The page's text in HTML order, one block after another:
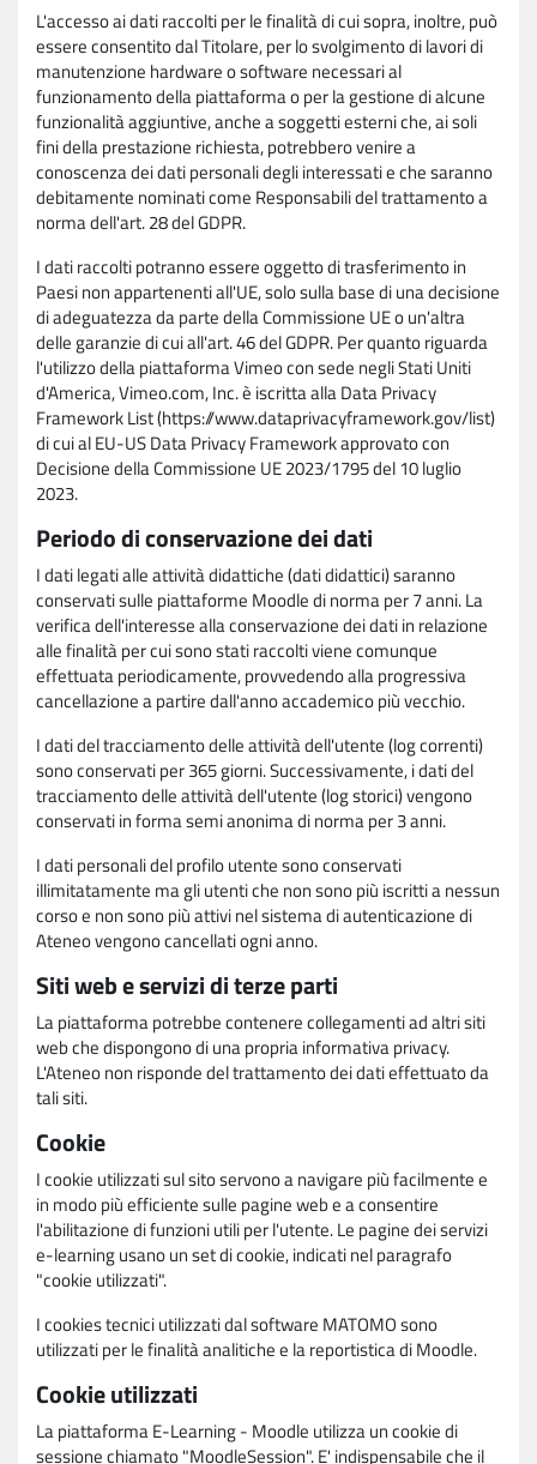
L'accesso ai dati raccolti per le finalità di cui sopra, inoltre, può
essere consentito dal Titolare, per lo svolgimento di lavori di
manutenzione hardware o software necessari al
funzionamento della piattaforma o per la gestione di alcune
funzionalità aggiuntive, anche a soggetti esterni che, ai soli
fini della prestazione richiesta, potrebbero venire a
conoscenza dei dati personali degli interessati e che saranno
debitamente nominati come Responsabili del trattamento a
norma dell'art. 28 del GDPR.
I dati raccolti potranno essere oggetto di trasferimento in
Paesi non appartenenti all'UE, solo sulla base di una decisione
di adeguatezza da parte della Commissione UE o un'altra
delle garanzie di cui all'art. 46 del GDPR. Per quanto riguarda
l'utilizzo della piattaforma Vimeo con sede negli Stati Uniti
d'America, Vimeo.com, Inc. è iscritta alla Data Privacy
Framework List (https://www.dataprivacyframework.gov/list)
di cui al EU-US Data Privacy Framework approvato con
Decisione della Commissione UE 2023/1795 del 10 luglio
2023.
Periodo di conservazione dei dati
I dati legati alle attività didattiche (dati didattici) saranno
conservati sulle piattaforme Moodle di norma per 7 anni. La
verifica dell'interesse alla conservazione dei dati in relazione
alle finalità per cui sono stati raccolti viene comunque
effettuata periodicamente, provvedendo alla progressiva
cancellazione a partire dall'anno accademico più vecchio.
I dati del tracciamento delle attività dell'utente (log correnti)
sono conservati per 365 giorni. Successivamente, i dati del
tracciamento delle attività dell'utente (log storici) vengono
conservati in forma semi anonima di norma per 3 anni.
I dati personali del profilo utente sono conservati
illimitatamente ma gli utenti che non sono più iscritti a nessun
corso e non sono più attivi nel sistema di autenticazione di
Ateneo vengono cancellati ogni anno.
Siti web e servizi di terze parti
La piattaforma potrebbe contenere collegamenti ad altri siti
web che dispongono di una propria informativa privacy.
L'Ateneo non risponde del trattamento dei dati effettuato da
tali siti.
Cookie
I cookie utilizzati sul sito servono a navigare più facilmente e
in modo più efficiente sulle pagine web e a consentire
l'abilitazione di funzioni utili per l'utente. Le pagine dei servizi
e-learning usano un set di cookie, indicati nel paragrafo
"cookie utilizzati".
I cookies tecnici utilizzati dal software MATOMO sono
utilizzati per le finalità analitiche e la reportistica di Moodle.
Cookie utilizzati
La piattaforma E-Learning - Moodle utilizza un cookie di
sessione chiamato "MoodleSession". E' indispensabile che il